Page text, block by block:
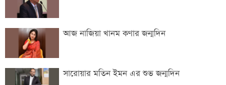
আজ নাজিয়া খানম কণার জন্মদিন
সারোয়ার মতিন ইমন এর শুভ জন্মদিন